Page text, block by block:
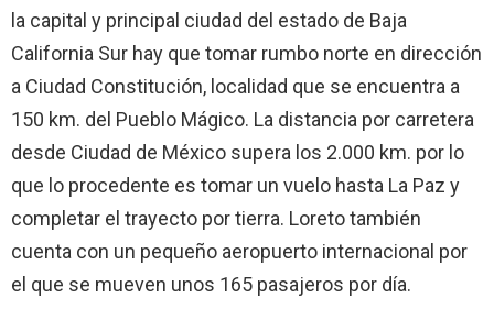
la capital y principal ciudad del estado de Baja
California Sur hay que tomar rumbo norte en dirección
a Ciudad Constitución, localidad que se encuentra a
150 km. del Pueblo Mágico. La distancia por carretera
desde Ciudad de México supera los 2.000 km. por lo
que lo procedente es tomar un vuelo hasta La Paz y
completar el trayecto por tierra. Loreto también
cuenta con un pequeño aeropuerto internacional por
el que se mueven unos 165 pasajeros por día.